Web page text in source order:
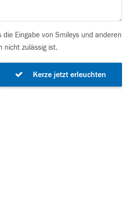
Eingabe von Smileys und anderen
nicht zulässig ist.
Kerze jetzt erleuchten